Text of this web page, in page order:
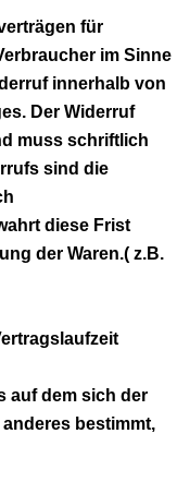
für
im Sinne
innerhalb von
Der Widerruf
muss schriftlich
sind die
diese Frist
der Waren.( z.B.
auf dem sich der
bestimmt,